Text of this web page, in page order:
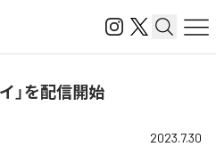
」を配信開始
2023.7.30